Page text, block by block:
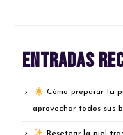
Entradas
Cómo preparar tu
aprovechar todos sus